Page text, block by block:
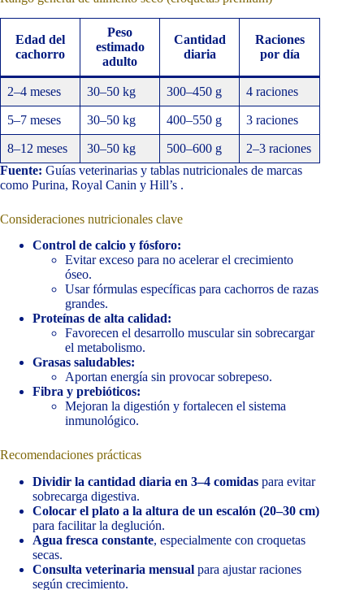
Edad del
cachorro
Peso
estimado
adulto
Cantidad
diaria
Raciones
por día
2–4 meses 30–50 kg 300–450 g 4 raciones
5–7 meses 30–50 kg 400–550 g 3 raciones
8–12 meses 30–50 kg 500–600 g
2–3 raciones
Fuente: Guías veterinarias y tablas nutricionales de marcas
como Purina, Royal Canin y Hill’s .
Consideraciones nutricionales clave
Control de calcio y fósforo:
Evitar exceso para no acelerar el crecimiento
óseo.
Usar fórmulas específicas para cachorros de razas
grandes.
Proteínas de alta calidad:
Favorecen el desarrollo muscular sin sobrecargar
el metabolismo.
Grasas saludables:
Aportan energía sin provocar sobrepeso.
Fibra y prebióticos:
Mejoran la digestión y fortalecen el sistema
inmunológico.
Recomendaciones prácticas
Dividir la cantidad diaria en 3–4 comidas para evitar
sobrecarga digestiva.
Colocar el plato a la altura de un escalón (20–30 cm)
para facilitar la deglución.
Agua fresca constante, especialmente con croquetas
secas.
Consulta veterinaria mensual para ajustar raciones
según crecimiento.